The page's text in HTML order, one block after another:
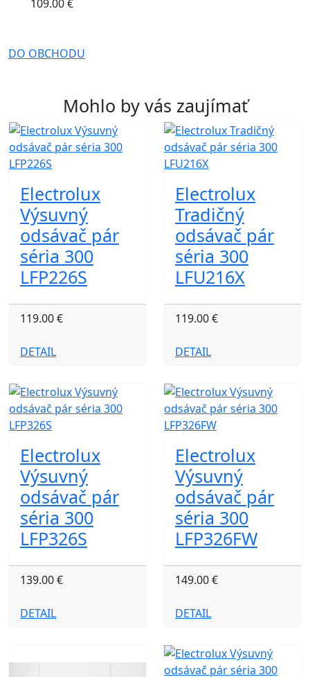
109.00 €
DO OBCHODU
Mohlo by vás zaujímať
Electrolux
Výsuvný
odsávač pár
séria 300
LFP226S
119.00 €
DETAIL
Electrolux
Tradičný
odsávač pár
séria 300
LFU216X
119.00 €
DETAIL
Electrolux
Výsuvný
odsávač pár
séria 300
LFP326S
139.00 €
DETAIL
Electrolux
Výsuvný
odsávač pár
séria 300
LFP326FW
149.00 €
DETAIL